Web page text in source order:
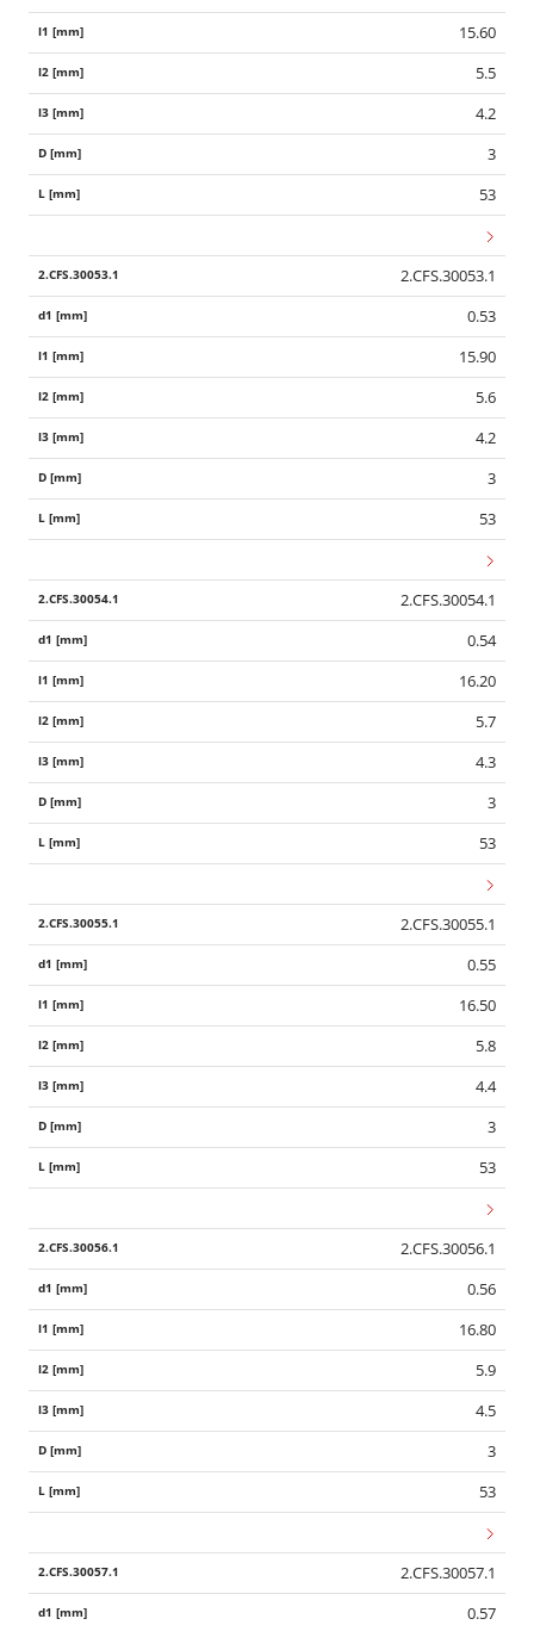
15.60
5.5
4.2
3
53
2.CFS.30053.1
0.53
15.90
5.6
4.2
3
53
2.CFS.30054.1
0.54
16.20
5.7
4.3
3
53
2.CFS.30055.1
0.55
16.50
5.8
4.4
3
53
2.CFS.30056.1
0.56
16.80
5.9
4.5
3
53
2.CFS.30057.1
0.57